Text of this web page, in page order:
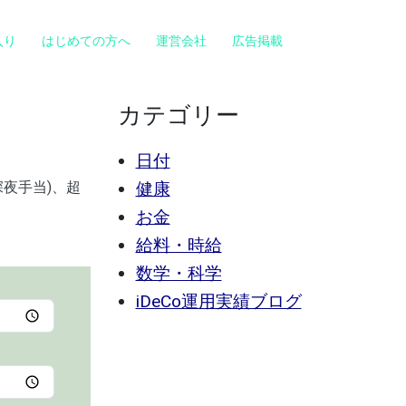
はじめての方へ 運営会社 広告掲載
手当)、超
カテゴリー
日付
健康
お金
給料・時給
数学・科学
iDeCo運用実績ブログ